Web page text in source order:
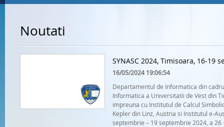
Noutati
SYNASC 2024, Timisoara, 16-19
16/05/2024 19:06:54
Departamentul de Informatica din
Informatica a Universitatii de Vest din
impreuna cu Institutul de Calcul
Kepler din Linz, Austria si Institutul e-
septembrie – 19 septembrie 2024, a